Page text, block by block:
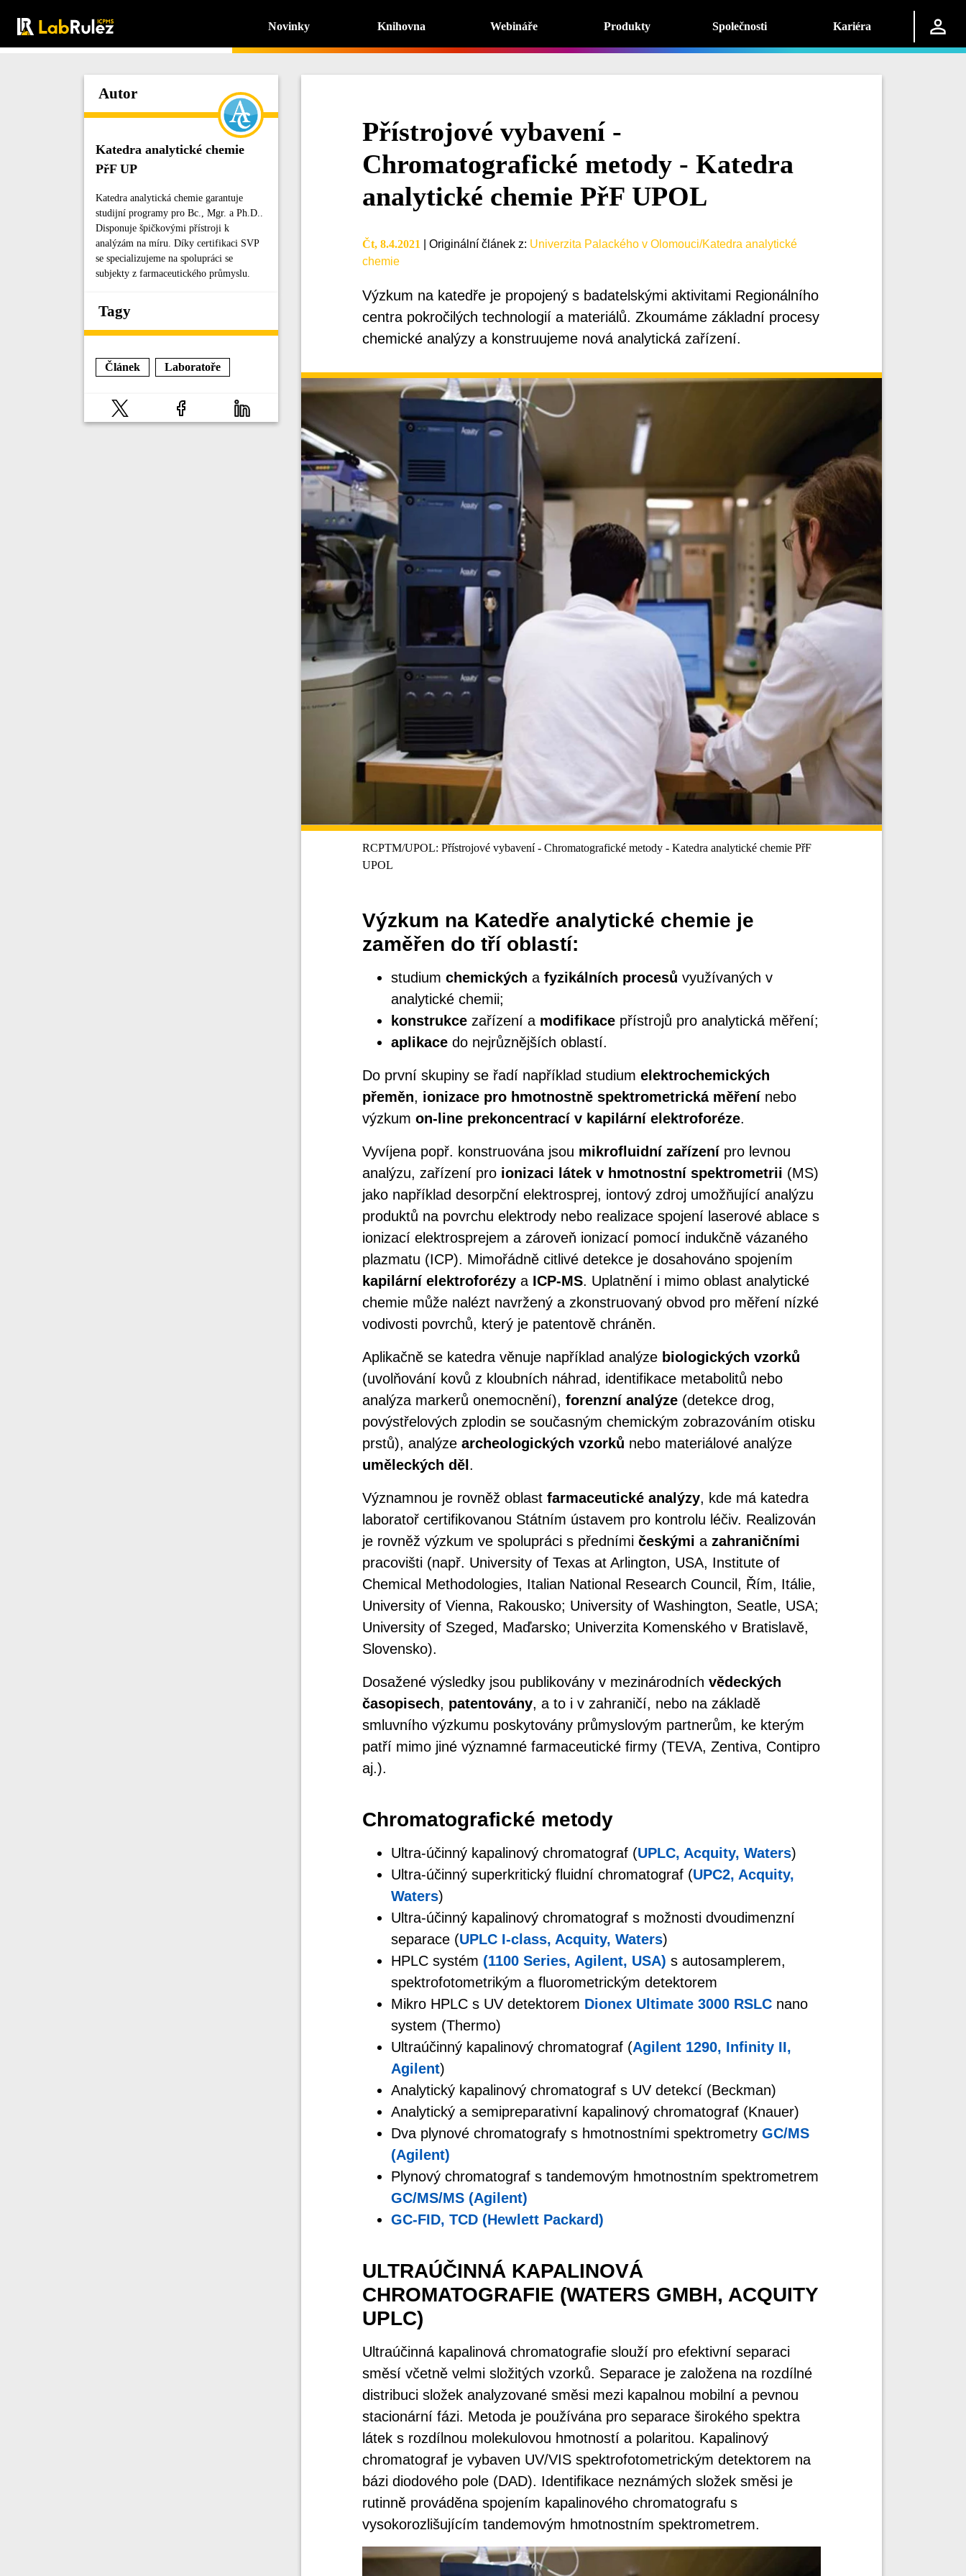
Novinky Knihovna Webináře Produkty Společnosti Kariéra
Autor
Katedra analytické chemie
PřF UP
Katedra analytická chemie garantuje
studijní programy pro Bc., Mgr. a Ph.D..
Disponuje špičkovými přístroji k
analýzám na míru. Díky certifikaci SVP
se specializujeme na spolupráci se
subjekty z farmaceutického průmyslu.
Tagy
Článek Laboratoře
Přístrojové vybavení -
Chromatografické metody - Katedra
analytické chemie PřF UPOL
Čt, 8.4.2021 Originální článek z: Univerzita Palackého v Olomouci/Katedra analytické
chemie
Výzkum na katedře je propojený s badatelskými aktivitami Regionálního
centra pokročilých technologií a materiálů. Zkoumáme základní procesy
chemické analýzy a konstruujeme nová analytická zařízení.
RCPTM/UPOL: Přístrojové vybavení - Chromatografické metody - Katedra analytické chemie PřF
UPOL
Výzkum na Katedře analytické chemie je
zaměřen do tří oblastí:
studium chemických a fyzikálních procesů využívaných v
analytické chemii;
konstrukcezařízení a modifikacepřístrojů pro analytická měření;
aplikacedo nejrůznějších oblastí.
Do první skupiny se řadí například studium elektrochemických
přeměn, ionizace pro hmotnostně spektrometrická měřenínebo
výzkum on-line prekoncentrací v kapilární elektroforéze.
Vyvíjena popř. konstruována jsou mikrofluidní zařízenípro levnou
analýzu, zařízení pro ionizaci látek v hmotnostní spektrometrii (MS)
jako například desorpční elektrosprej, iontový zdroj umožňující analýzu
produktů na povrchu elektrody nebo realizace spojení laserové ablace s
ionizací elektrosprejem a zároveň ionizací pomocí indukčně vázaného
plazmatu (ICP). Mimořádně citlivé detekce je dosahováno spojením
kapilární elektroforézya ICP-MS. Uplatnění i mimo oblast analytické
chemie může nalézt navržený a zkonstruovaný obvod pro měření nízké
vodivosti povrchů, který je patentově chráněn.
Aplikačně se katedra věnuje například analýze biologických vzorků
(uvolňování kovů z kloubních náhrad, identifikace metabolitů nebo
analýza markerů onemocnění), forenzní analýze(detekce drog,
povýstřelových zplodin se současným chemickým zobrazováním otisku
prstů), analýze archeologických vzorků nebo materiálové analýze
uměleckých děl .
Významnou je rovněž oblast farmaceutické analýzy, kde má katedra
laboratoř certifikovanou Státním ústavem pro kontrolu léčiv. Realizován
je rovněž výzkum ve spolupráci s předními českými a zahraničními
pracovišti (např. University of Texas at Arlington, USA, Institute of
Chemical Methodologies, Italian National Research Council, Řím, Itálie,
University of Vienna, Rakousko; University of Washington, Seatle, USA;
University of Szeged, Maďarsko; Univerzita Komenského v Bratislavě,
Slovensko).
Dosažené výsledky jsou publikovány v mezinárodních vědeckých
časopisech, patentovány, a to i v zahraničí, nebo na základě
smluvního výzkumu poskytovány průmyslovým partnerům, ke kterým
patří mimo jiné významné farmaceutické firmy (TEVA, Zentiva, Contipro
aj.).
Chromatografické metody
Ultra-účinný kapalinový chromatograf (UPLC, Acquity, Waters)
Ultra-účinný superkritický fluidní chromatograf (UPC2, Acquity,
Waters)
Ultra-účinný kapalinový chromatograf s možnosti dvoudimenzní
separace (UPLC I-class, Acquity, Waters)
HPLC systém (1100 Series, Agilent, USA) s autosamplerem,
spektrofotometrikým a fluorometrickým detektorem
Mikro HPLC s UV detektorem Dionex Ultimate 3000 RSLCnano
system (Thermo)
Ultraúčinný kapalinový chromatograf (Agilent 1290, Infinity II,
Agilent)
Analytický kapalinový chromatograf s UV detekcí (Beckman)
Analytický a semipreparativní kapalinový chromatograf (Knauer)
Dva plynové chromatografy s hmotnostními spektrometry GC/MS
(Agilent)
Plynový chromatograf s tandemovým hmotnostním spektrometrem
GC/MS/MS (Agilent)
GC-FID, TCD (Hewlett Packard)
ULTRAÚČINNÁ KAPALINOVÁ
CHROMATOGRAFIE (WATERS GMBH, ACQUITY
UPLC)
Ultraúčinná kapalinová chromatografie slouží pro efektivní separaci
směsí včetně velmi složitých vzorků. Separace je založena na rozdílné
distribuci složek analyzované směsi mezi kapalnou mobilní a pevnou
stacionární fázi. Metoda je používána pro separace širokého spektra
látek s rozdílnou molekulovou hmotností a polaritou. Kapalinový
chromatograf je vybaven UV/VIS spektrofotometrickým detektorem na
bázi diodového pole (DAD). Identifikace neznámých složek směsi je
rutinně prováděna spojením kapalinového chromatografu s
vysokorozlišujícím tandemovým hmotnostním spektrometrem.